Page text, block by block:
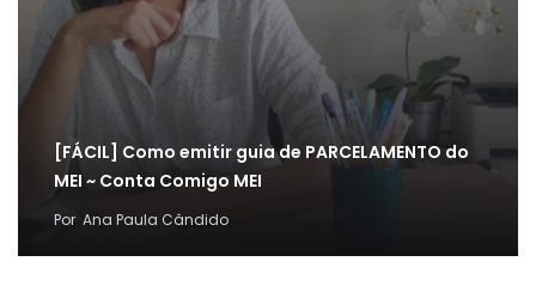
[FÁCIL] Como emitir guia de PARCELAMENTO do
MEI ~ Conta Comigo MEI
Por Ana Paula Cândido